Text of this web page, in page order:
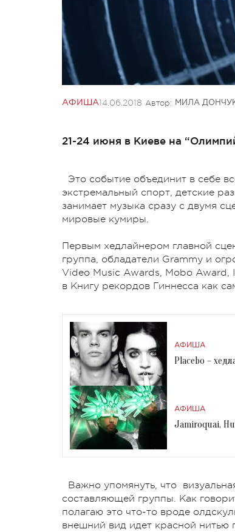
АФИША14.06.2018 Автор: МИЛА
21-24 июня в Киеве на
Это событие объединит в себе
экстремальный спорт, детские
занимает музыка сразу с двумя
мировые кумиры.
Первым хедлайнером главной
группа, обладатели Grammy и
Video Music Awards, Mobo Award,
в Книгу рекордов Гиннесса как
АФИША
Placebo –
АФИША
Jamiroquai,
Важно упомянуть, что
составляющей группы. Как
полагаю это что-то вроде
внешний вид идет красной нитью